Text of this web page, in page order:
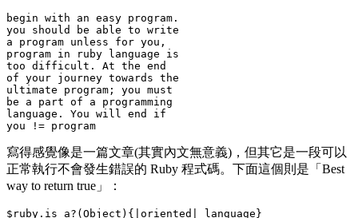
begin with an easy program.
you should be able to write
a program unless for you,
program in ruby language is
too difficult. At the end
of your journey towards the
ultimate program; you must
be a part of a programming
language. You will end if
寫得感覺像是一篇文章(其實內文無意義)，但其它是一段可以
正常執行不會發生錯誤的 Ruby 程式碼。下面這個則是「Best
way to return true」：